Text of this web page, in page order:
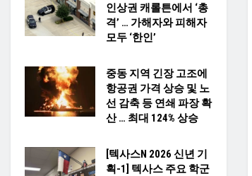
인상권 캐롤튼에서 ‘총
격’ … 가해자와 피해자
모두 ‘한인’
중동 지역 긴장 고조에
항공권 가격 상승 및 노
선 감축 등 연쇄 파장 확
산 … 최대 124% 상승
[텍사스N 2026 신년 기
획-1] 텍사스 주요 학군